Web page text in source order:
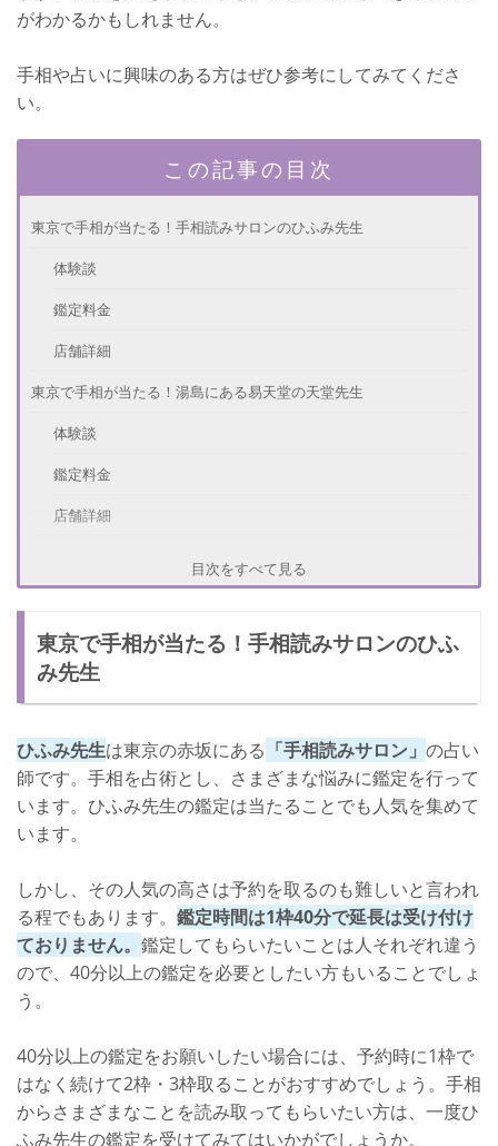
がわかるかもしれません。
手相や占いに興味のある方はぜひ参考にしてみてくださ
い。
この記事の目次
東京で手相が当たる！手相読みサロンのひふみ先生
体験談
鑑定料金
店舗詳細
東京で手相が当たる！湯島にある易天堂の天堂先生
体験談
鑑定料金
店舗詳細
鑑定料金
店舗詳細
先生
体験談
鑑定料金
さいごに
目次をすべて見る
東京で手相が当たる！手相読みサロンのひふ
み先生
ひふみ先生は東京の赤坂にある 「手相読みサロン」 の占い
師です。手相を占術とし、さまざまな悩みに鑑定を行って
います。ひふみ先生の鑑定は当たることでも人気を集めて
います。
しかし、その人気の高さは予約を取るのも難しいと言われ
る程でもあります。 鑑定時間は1枠40分で延長は受け付け
ておりません。 鑑定してもらいたいことは人それぞれ違う
ので、40分以上の鑑定を必要としたい方もいることでしょ
う。
40分以上の鑑定をお願いしたい場合には、予約時に1枠で
はなく続けて2枠・3枠取ることがおすすめでしょう。手相
からさまざまなことを読み取ってもらいたい方は、一度ひ
ふみ先生の鑑定を受けてみてはいかがでしょうか。